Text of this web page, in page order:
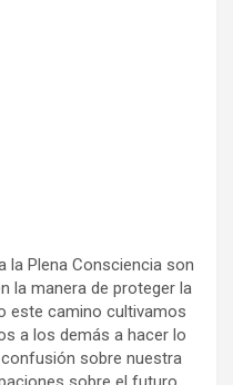
la Plena Consciencia son
la manera de proteger la
este camino cultivamos
a los demás a hacer lo
sobre nuestra